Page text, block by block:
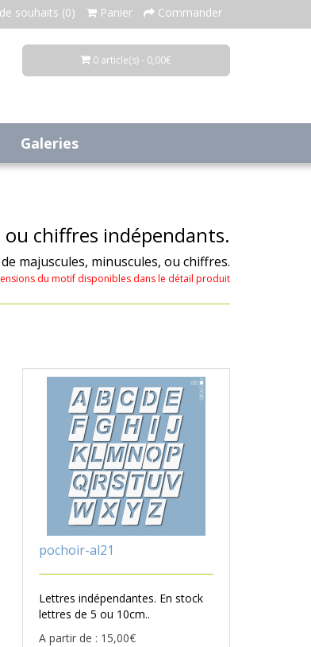
souhaits (0) Panier Commander
0 article(s) - 0,00€
Galeries
chiffres indépendants.
majuscules, minuscules, ou chiffres.
du motif disponibles dans le détail produit
pochoir-al21
Lettres indépendantes. En stock
lettres de 5 ou 10cm..
A partir de : 15,00€